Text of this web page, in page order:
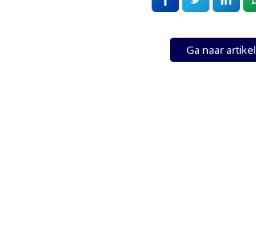
Ga naar artikel